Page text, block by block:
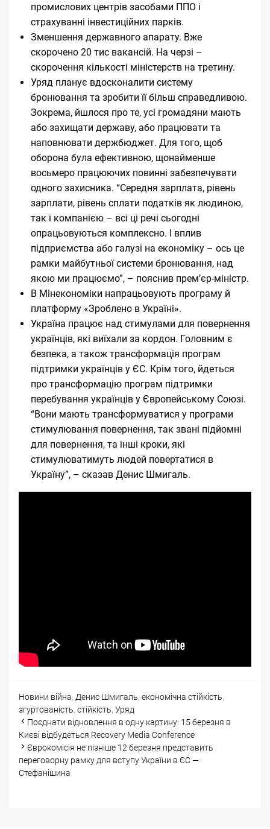
промислових центрів засобами ППО і
страхуванні інвестиційних парків.
Зменшення державного апарату. Вже
скорочено 20 тис вакансій. На черзі –
скорочення кількості міністерств на третину.
Уряд планує вдосконалити систему
бронювання та зробити її більш справедливою.
Зокрема, йшлося про те, усі громадяни мають
або захищати державу, або працювати та
наповнювати держбюджет. Для того, щоб
оборона була ефективною, щонайменше
восьмеро працюючих повинні забезпечувати
одного захисника. “Середня зарплата, рівень
зарплати, рівень сплати податків як людиною,
так і компанією – всі ці речі сьогодні
опрацьовуються комплексно. І вплив
підприємства або галузі на економіку – ось це
рамки майбутньої системи бронювання, над
якою ми працюємо”, – пояснив прем’єр-міністр.
В Мінекономіки напрацьовують програму й
платформу «Зроблено в Україні».
Україна працює над стимулами для повернення
українців, які виїхали за кордон. Головним є
безпека, а також трансформація програм
підтримки українців у ЄС. Крім того, йдеться
про трансформацію програм підтримки
перебування українців у Європейському Союзі.
“Вони мають трансформуватися у програми
стимулювання повернення, так звані підйомні
для повернення, та інші кроки, які
стимулюватимуть людей повертатися в
Україну”, – сказав Денис Шмигаль.
Categories
Новини Tags
війна, Денис Шмигаль, економічна стійкість,
згуртованість, стійкість, Уряд
Post
navigation
Поєднати відновлення в одну картину: 15 березня в
Києві відбудеться Recovery Media Conference
Єврокомісія не пізніше 12 березня представить
переговорну рамку для вступу України в ЄС —
Стефанішина